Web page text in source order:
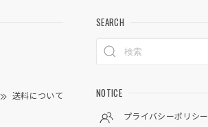
送料について
SEARCH
NOTICE
プライバシーポリシー